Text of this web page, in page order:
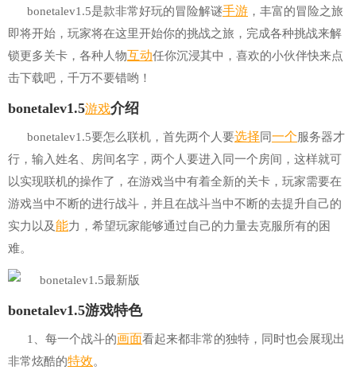
bonetalev1.5是款非常好玩的冒险解谜手游 ，丰富的冒险之旅
即将开始，玩家将在这里开始你的挑战之旅，完成各种挑战来解
锁更多关卡，各种人物互动任你沉浸其中，喜欢的小伙伴快来点
击下载吧，千万不要错哟！
bonetalev1.5游戏介绍
bonetalev1.5要怎么联机，首先两个人要选择 同一个服务器才
行，输入姓名、房间名字，两个人要进入同一个房间，这样就可
以实现联机的操作了，在游戏当中有着全新的关卡，玩家需要在
游戏当中不断的进行战斗，并且在战斗当中不断的去提升自己的
实力以及能力，希望玩家能够通过自己的力量去克服所有的困
难。
bonetalev1.5游戏特色
1、每一个战斗的画面看起来都非常的独特，同时也会展现出
非常炫酷的特效。